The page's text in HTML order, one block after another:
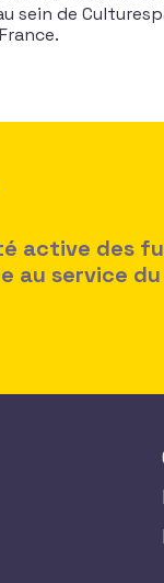
sein de
active des
au service du